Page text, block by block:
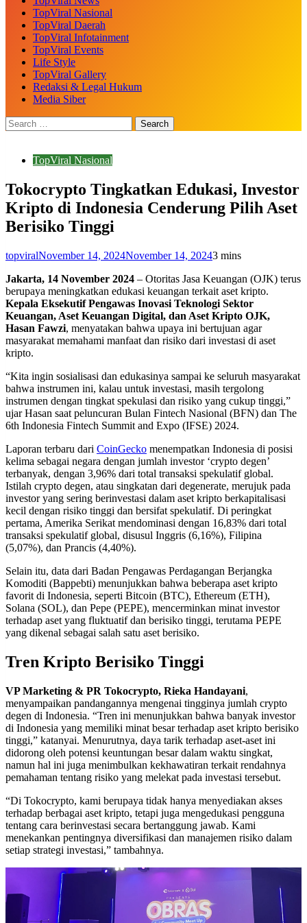
TopViral Nasional
TopViral Daerah
TopViral Infotainment
TopViral Events
Life Style
TopViral Gallery
Redaksi & Legal Hukum
Media Siber
TopViral Nasional
Tokocrypto Tingkatkan Edukasi, Investor
Kripto di Indonesia Cenderung Pilih Aset
Berisiko Tinggi
topviralNovember 14, 2024November 14, 20243 mins
Jakarta, 14 November 2024 – Otoritas Jasa Keuangan (OJK) terus
berupaya meningkatkan edukasi keuangan terkait aset kripto.
Kepala Eksekutif Pengawas Inovasi Teknologi Sektor
Keuangan, Aset Keuangan Digital, dan Aset Kripto OJK,
Hasan Fawzi, menyatakan bahwa upaya ini bertujuan agar
masyarakat memahami manfaat dan risiko dari investasi di aset
kripto.
“Kita ingin sosialisasi dan edukasinya sampai ke seluruh masyarakat
bahwa instrumen ini, kalau untuk investasi, masih tergolong
instrumen dengan tingkat spekulasi dan risiko yang cukup tinggi,”
ujar Hasan saat peluncuran Bulan Fintech Nasional (BFN) dan The
6th Indonesia Fintech Summit and Expo (IFSE) 2024.
Laporan terbaru dari CoinGecko menempatkan Indonesia di posisi
kelima sebagai negara dengan jumlah investor ‘crypto degen’
terbanyak, dengan 3,96% dari total transaksi spekulatif global.
Istilah crypto degen, atau singkatan dari degenerate, merujuk pada
investor yang sering berinvestasi dalam aset kripto berkapitalisasi
kecil dengan risiko tinggi dan bersifat spekulatif. Di peringkat
pertama, Amerika Serikat mendominasi dengan 16,83% dari total
transaksi spekulatif global, disusul Inggris (6,16%), Filipina
(5,07%), dan Prancis (4,40%).
Selain itu, data dari Badan Pengawas Perdagangan Berjangka
Komoditi (Bappebti) menunjukkan bahwa beberapa aset kripto
favorit di Indonesia, seperti Bitcoin (BTC), Ethereum (ETH),
Solana (SOL), dan Pepe (PEPE), mencerminkan minat investor
terhadap aset yang fluktuatif dan berisiko tinggi, terutama PEPE
yang dikenal sebagai salah satu aset berisiko.
Tren Kripto Berisiko Tinggi
VP Marketing & PR Tokocrypto, Rieka Handayani,
menyampaikan pandangannya mengenai tingginya jumlah crypto
degen di Indonesia. “Tren ini menunjukkan bahwa banyak investor
di Indonesia yang memiliki minat besar terhadap aset kripto berisiko
tinggi,” katanyai. Menurutnya, daya tarik terhadap aset-aset ini
didorong oleh potensi keuntungan besar dalam waktu singkat,
namun hal ini juga menimbulkan kekhawatiran terkait rendahnya
pemahaman tentang risiko yang melekat pada investasi tersebut.
“Di Tokocrypto, kami berupaya tidak hanya menyediakan akses
terhadap berbagai aset kripto, tetapi juga mengedukasi pengguna
tentang cara berinvestasi secara bertanggung jawab. Kami
menekankan pentingnya diversifikasi dan manajemen risiko dalam
setiap strategi investasi,” tambahnya.